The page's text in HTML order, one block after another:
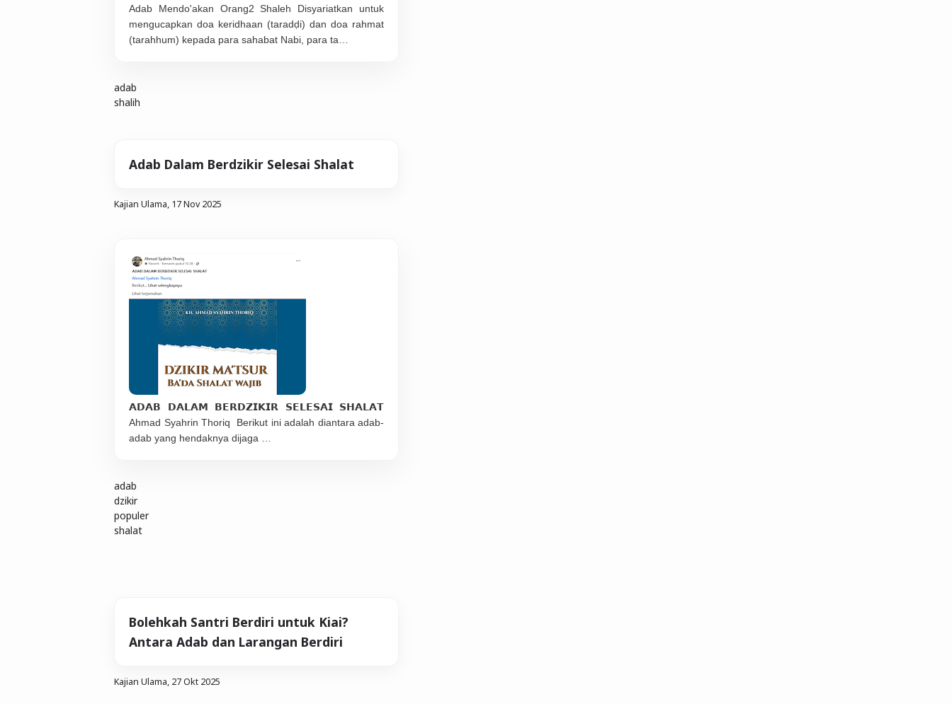
Adab Mendo'akan Orang2 Shaleh Disyariatkan untuk
mengucapkan doa keridhaan (taradḍi) dan doa rahmat
(tarahhum) kepada para sahabat Nabi, para ta…
adab
shalih
Adab Dalam Berdzikir Selesai Shalat
Kajian Ulama, 17 Nov 2025
𝗔𝗗𝗔𝗕 𝗗𝗔𝗟𝗔𝗠 𝗕𝗘𝗥𝗗𝗭𝗜𝗞𝗜𝗥 𝗦𝗘𝗟𝗘𝗦𝗔𝗜 𝗦𝗛𝗔𝗟𝗔𝗧
Ahmad Syahrin Thoriq Berikut ini adalah diantara adab-
adab yang hendaknya dijaga …
adab
dzikir
populer
shalat
Bolehkah Santri Berdiri untuk Kiai?
Antara Adab dan Larangan Berdiri
Kajian Ulama, 27 Okt 2025